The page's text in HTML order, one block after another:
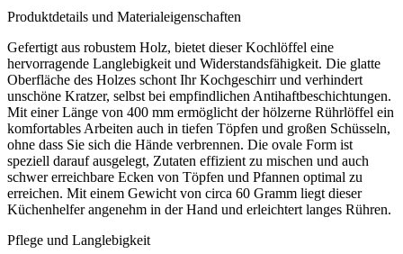
Produktdetails und Materialeigenschaften
Gefertigt aus robustem Holz, bietet dieser Kochlöffel eine
hervorragende Langlebigkeit und Widerstandsfähigkeit. Die glatte
Oberfläche des Holzes schont Ihr Kochgeschirr und verhindert
unschöne Kratzer, selbst bei empfindlichen Antihaftbeschichtungen.
Mit einer Länge von 400 mm ermöglicht der hölzerne Rührlöffel ein
komfortables Arbeiten auch in tiefen Töpfen und großen Schüsseln,
ohne dass Sie sich die Hände verbrennen. Die ovale Form ist
speziell darauf ausgelegt, Zutaten effizient zu mischen und auch
schwer erreichbare Ecken von Töpfen und Pfannen optimal zu
erreichen. Mit einem Gewicht von circa 60 Gramm liegt dieser
Küchenhelfer angenehm in der Hand und erleichtert langes Rühren.
Pflege und Langlebigkeit